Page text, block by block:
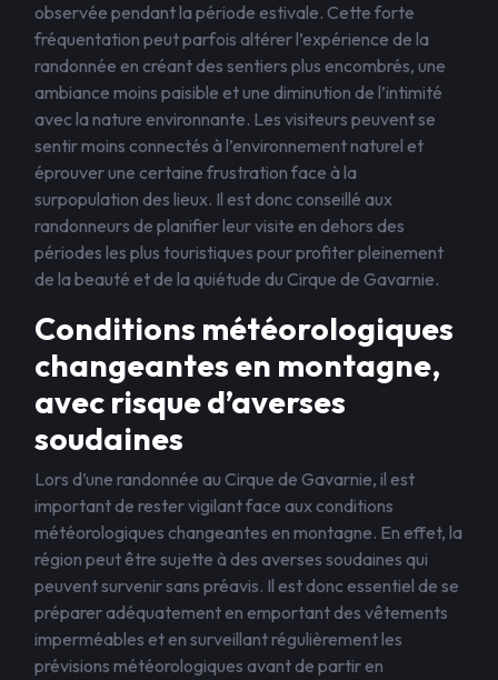
observée pendant la période estivale. Cette forte
fréquentation peut parfois altérer l’expérience de la
randonnée en créant des sentiers plus encombrés, une
ambiance moins paisible et une diminution de l’intimité
avec la nature environnante. Les visiteurs peuvent se
sentir moins connectés à l’environnement naturel et
éprouver une certaine frustration face à la
surpopulation des lieux. Il est donc conseillé aux
randonneurs de planifier leur visite en dehors des
périodes les plus touristiques pour profiter pleinement
de la beauté et de la quiétude du Cirque de Gavarnie.
Conditions météorologiques
changeantes en montagne,
avec risque d’averses
soudaines
Lors d’une randonnée au Cirque de Gavarnie, il est
important de rester vigilant face aux conditions
météorologiques changeantes en montagne. En effet, la
région peut être sujette à des averses soudaines qui
peuvent survenir sans préavis. Il est donc essentiel de se
préparer adéquatement en emportant des vêtements
imperméables et en surveillant régulièrement les
prévisions météorologiques avant de partir en